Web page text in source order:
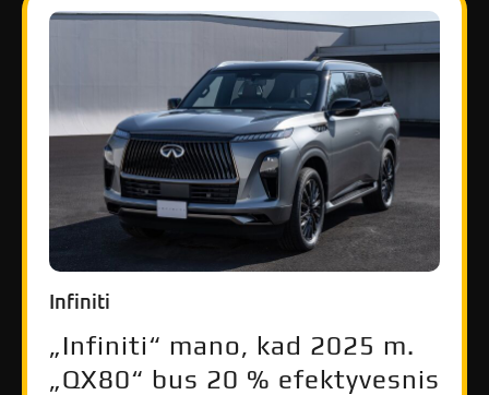
Infiniti
„Infiniti“ mano, kad 2025 m.
„QX80“ bus 20 % efektyvesnis